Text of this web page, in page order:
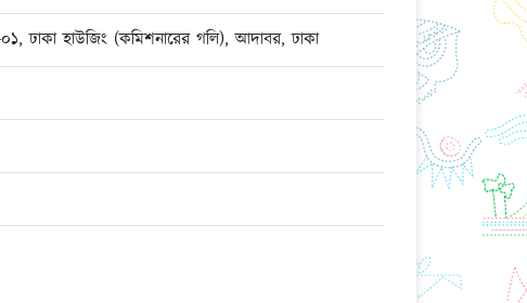
ঢাকা হাউজিং (কমিশনারের গলি), আদাবর, ঢাকা